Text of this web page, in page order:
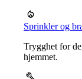
Sprinkler og
Trygghet for
hjemmet.